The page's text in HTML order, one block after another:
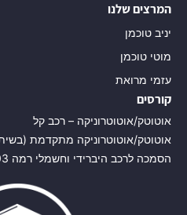
המרצים שלנו
יניב טוכמן
מוטי טוכמן
עזמי מרואת
קורסים
אוטוטק/אוטוטרוניקה – רכב קל
אוטוטק/אוטוטרוניקה מתקדמת
הסמכה לרכב היברידי וחשמלי רמה 02+03